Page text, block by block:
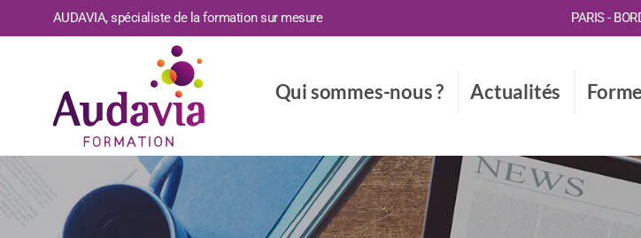
AUDAVIA, spécialiste de la formation sur mesure PARIS -
Qui sommes-nous ? Actualités